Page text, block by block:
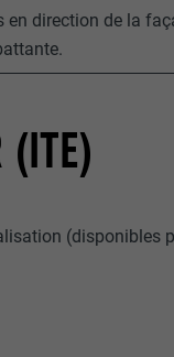
direction de la
(ITE)
(disponibles